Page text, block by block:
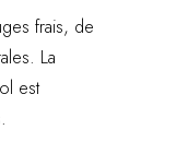
frais, de
La
est